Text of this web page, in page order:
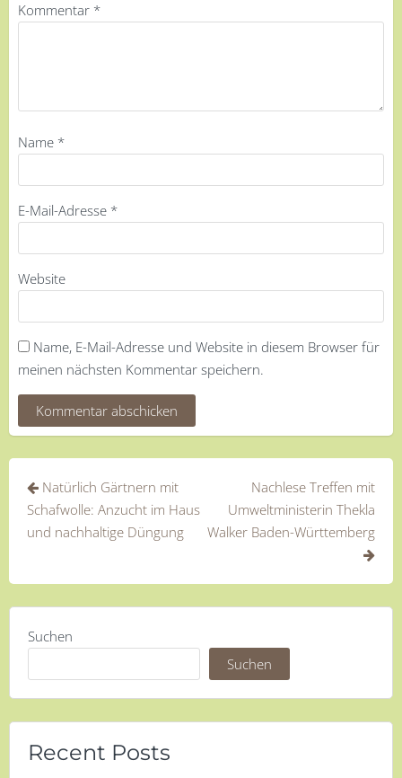
Kommentar *
Name *
E-Mail-Adresse *
Website
Name, E-Mail-Adresse und Website in diesem Browser für
meinen nächsten Kommentar speichern.
Beitragsnavigation
Natürlich Gärtnern mit
Schafwolle: Anzucht im Haus
und nachhaltige Düngung
Nachlese Treffen mit
Umweltministerin Thekla
Walker Baden-Württemberg
Suchen
Suchen
Recent Posts